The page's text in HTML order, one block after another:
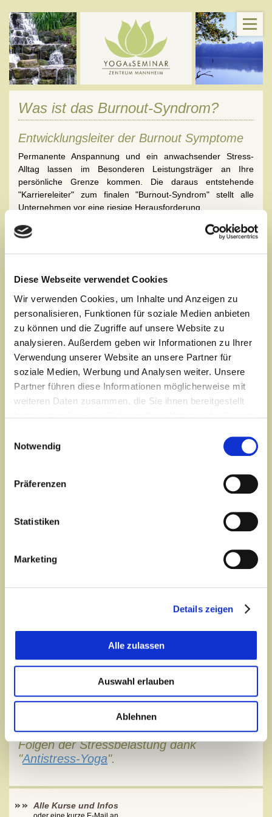
Diese Webseite verwendet Cookies
Wir verwenden Cookies, um Inhalte und Anzeigen zu
personalisieren, Funktionen für soziale Medien anbieten
zu können und die Zugriffe auf unsere Website zu
analysieren. Außerdem geben wir Informationen zu Ihrer
Verwendung unserer Website an unsere Partner für
soziale Medien, Werbung und Analysen weiter. Unsere
Partner führen diese Informationen möglicherweise mit
weiteren Daten zusammen, die Sie ihnen bereitgestellt
Notwendig
Präferenzen
Statistiken
Marketing
Details zeigen
Alle zulassen
Auswahl erlauben
Ablehnen
Was ist das Burnout-Syndrom?
Entwicklungsleiter der Burnout Symptome
Permanente Anspannung und ein anwachsender Stress-
Alltag lassen im Besonderen Leistungsträger an Ihre
persönliche Grenze kommen. Die daraus entstehende
"Karriereleiter" zum finalen "Burnout-Syndrom" stellt alle
Unternehmen vor eine riesige Herausforderung.
Termindruck, hunderte von zu beantwortenden Mails,
Meetings, unzählige Telefonate, unbearbeitete Stapel auf
dem Schreibtisch, komplexe Projekte, immer schneller
Schraube" immer schneller drehen.
Das Burnout-Syndrom
Einteilung nach Dipl.-Psych. Wilfried Hundsdörfer
Ltd. Psychologe, Diakonie-Krankenhaus Mannheim
Gereiztheit oder Rückzug
Stadium II(mittlere Leistungsbeeinträchtigung)
Deprimiertsein, Anhedonie, Versagensängste,
übermäßiges Schwitzen, Infektanfälligkeit
Selbstzweifel, Gefühl der Wertlosigkeit und des
Versagens,
Aufgabe von Interessen und Sozialkontakten,
Resignation, tiefe Verzweiflung,
Schuldgefühle,
Hoffnungslosigkeit, Suizidgedanken
Unterbrechen Sie jetzt die gravierenden
Folgen der Stressbelastung dank
"Antistress-Yoga".
Alle Kurse und Infos